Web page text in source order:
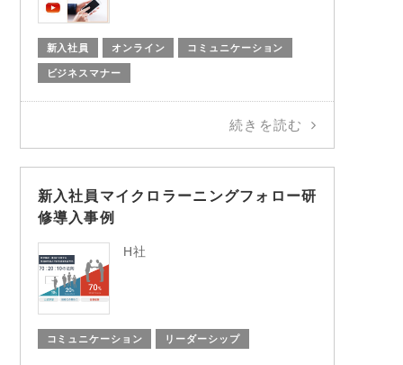
新入社員 オンライン コミュニケーション
ビジネスマナー
続きを読む
新入社員マイクロラーニングフォロー研
修導入事例
H社
コミュニケーション リーダーシップ